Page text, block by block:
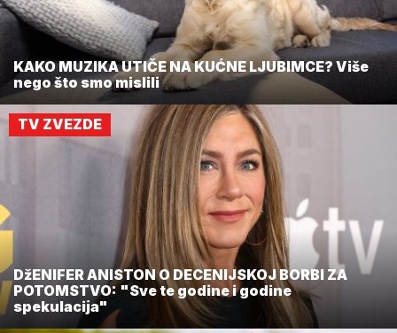
KAKO MUZIKA UTIČE NA KUĆNE LJUBIMCE? Više
nego što smo mislili
TV ZVEZDE
DžENIFER ANISTON O DECENIJSKOJ BORBI ZA
POTOMSTVO: "Sve te godine i godine
spekulacija"